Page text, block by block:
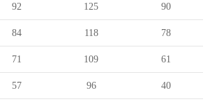
92 125 90
84 118 78
71 109 61
57 96 40